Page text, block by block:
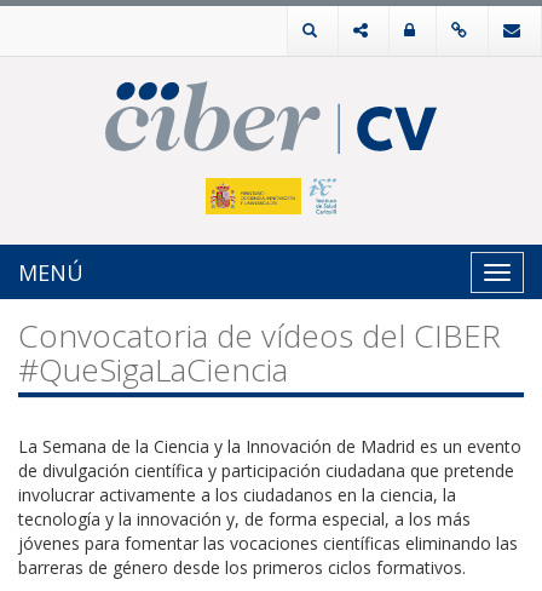
MENÚ
Convocatoria de vídeos del CIBER
#QueSigaLaCiencia
La Semana de la Ciencia y la Innovación de Madrid es un evento
de divulgación científica y participación ciudadana que pretende
involucrar activamente a los ciudadanos en la ciencia, la
tecnología y la innovación y, de forma especial, a los más
jóvenes para fomentar las vocaciones científicas eliminando las
barreras de género desde los primeros ciclos formativos.